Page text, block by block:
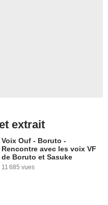
extrait
Voix Ouf - Boruto -
Rencontre avec les voix VF
de Boruto et Sasuke
11 685 vues